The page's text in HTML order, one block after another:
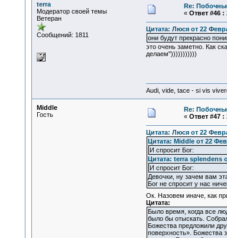
terra
Модератор своей темы
Ветеран
Сообщений: 1811
Re:
« Ответ #46 :
Цитата: Люся от 22
они будут прекрасно
это очень заметно. Как
делаем")))))))))))
Audi, vide, tace - si vis
Middle
Гость
Re:
« Ответ #47 :
Цитата: Люся от 22
Цитата: Middle от 22
И спросит Бог:
Цитата: terra splendens
И спросит Бог:
Девочки, ну зачем вам
Бог не спросит у нас
Ок. Назовем иначе, как
Цитата:
Было время, когда все
было бы отыскать.
Божества предложили
поверхность». Божества